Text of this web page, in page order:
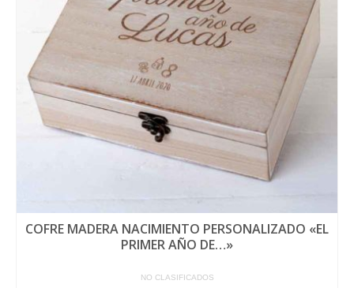
COFRE MADERA NACIMIENTO PERSONALIZADO «EL
PRIMER AÑO DE…»
NO CLASIFICADOS